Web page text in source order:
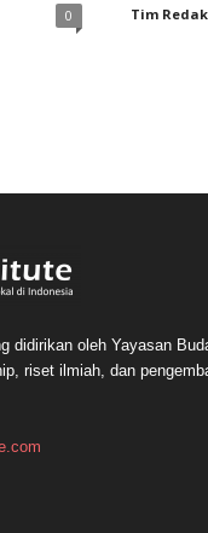
0 Tim
didirikan oleh Yayasan
riset ilmiah, dan